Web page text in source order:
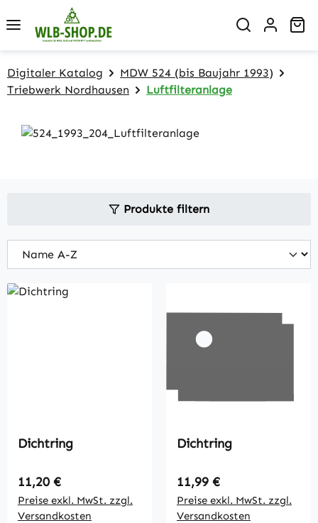
Zum Hauptinhalt springen
Digitaler Katalog
MDW 524 (bis Baujahr 1993)
Triebwerk Nordhausen
Luftfilteranlage
Produkte filtern
Dichtring
Regulärer Preis:
11,20 €
Preise exkl. MwSt. zzgl.
Versandkosten
Dichtring
Regulärer Preis:
11,99 €
Preise exkl. MwSt. zzgl.
Versandkosten